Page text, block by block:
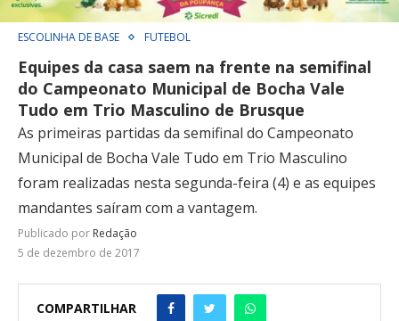
ESCOLINHA DE BASE FUTEBOL
Equipes da casa saem na frente na semifinal
do Campeonato Municipal de Bocha Vale
Tudo em Trio Masculino de Brusque
As primeiras partidas da semifinal do Campeonato
Municipal de Bocha Vale Tudo em Trio Masculino
foram realizadas nesta segunda-feira (4) e as equipes
mandantes saíram com a vantagem.
Publicado por Redação
5 de dezembro de 2017
COMPARTILHAR